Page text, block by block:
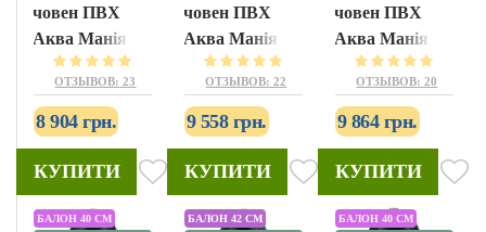
човен ПВХ
Аква Манія
А-210
ОТЗЫВОВ: 23
8 904 грн.
КУПИТИ
човен ПВХ
Аква Манія
А-230
ОТЗЫВОВ: 22
9 558 грн.
КУПИТИ
човен ПВХ
Аква Манія
А-220Т
ОТЗЫВОВ: 20
9 864 грн.
КУПИТИ
БАЛОН 40 СМ
БАЛОН 42 СМ
БАЛОН 40 СМ